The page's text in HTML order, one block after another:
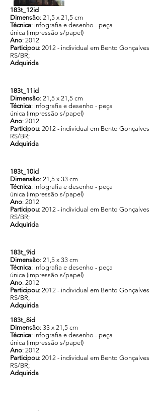
183t_12id
Dimensão: 21,5 x 21,5 cm
Técnica: infografia e desenho - peça
única (impressão s/papel)
Ano: 2012
Participou: 2012 - individual em Bento Gonçalves
RS/BR;
Adquirida
183t_11id
Dimensão: 21,5 x 21,5 cm
Técnica: infografia e desenho - peça
única (impressão s/papel)
Ano: 2012
Participou: 2012 - individual em Bento Gonçalves
RS/BR;
Adquirida
183t_10id
Dimensão: 21,5 x 33 cm
Técnica: infografia e desenho - peça
única (impressão s/papel)
Ano: 2012
Participou: 2012 - individual em Bento Gonçalves
RS/BR;
Adquirida
183t_9id
Dimensão: 21,5 x 33 cm
Técnica: infografia e desenho - peça
única (impressão s/papel)
Ano: 2012
Participou: 2012 - individual em Bento Gonçalves
RS/BR;
Adquirida
183t_8id
Dimensão: 33 x 21,5 cm
Técnica: infografia e desenho - peça
única (impressão s/papel)
Ano: 2012
Participou: 2012 - individual em Bento Gonçalves
RS/BR;
Adquirida